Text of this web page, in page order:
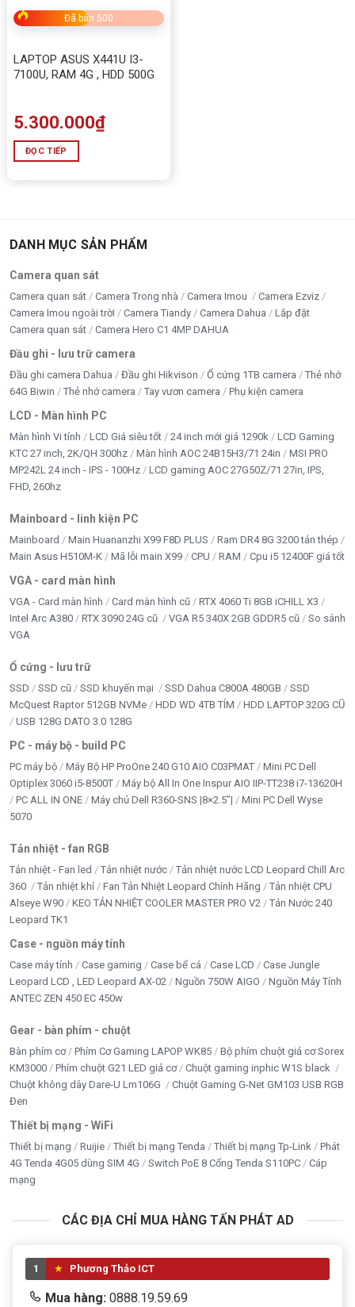
Đã bán 500
LAPTOP ASUS X441U I3-
7100U, RAM 4G , HDD 500G
5.300.000₫
ĐỌC TIẾP
DANH MỤC SẢN PHẨM
Camera quan sát
Camera quan sát Camera Trong nhà Camera Imou
Camera Ezviz
Camera Imou ngoài trời
Camera Tiandy Camera Dahua
Lắp đặt
Camera quan sát
Camera Hero C1 4MP DAHUA
Đầu ghi - lưu trữ camera
Đầu ghi camera Dahua Đầu ghi Hikvison Ổ cứng 1TB camera
Thẻ nhớ
64G Biwin
Thẻ nhớ camera Tay vươn camera Phụ kiện camera
LCD - Màn hình PC
Màn hình Vi tính LCD Giá siêu tốt 24 inch mới giá 1290k
LCD Gaming
KTC 27 inch, 2K/QH 300hz
Màn hình AOC 24B15H3/71 24in
MSI PRO
MP242L 24 inch - IPS - 100Hz
LCD gaming AOC 27G50Z/71 27in, IPS,
FHD, 260hz
Mainboard - linh kiện PC
Mainboard Main Huananzhi X99 F8D PLUS
Ram DR4 8G 3200 tản thép
Main Asus H510M-K
Mã lỗi main X99 CPU RAM Cpu i5 12400F giá tốt
VGA - card màn hình
VGA - Card màn hình Card màn hình cũ
RTX 4060 Ti 8GB iCHILL X3
Intel Arc A380
RTX 3090 24G cũ VGA R5 340X 2GB GDDR5 cũ
So sánh
VGA
Ổ cứng - lưu trữ
SSD SSD cũ SSD khuyến mại SSD Dahua C800A 480GB
SSD
McQuest Raptor 512GB NVMe
HDD WD 4TB TÍM
HDD LAPTOP 320G CŨ
USB 128G DATO 3.0 128G
PC - máy bộ - build PC
PC máy bộ Máy Bộ HP ProOne 240 G10 AIO C03PMAT
Mini PC Dell
Optiplex 3060 i5-8500T
Máy bộ All In One Inspur AIO IIP-TT238 i7-13620H
PC ALL IN ONE
Máy chủ Dell R360-SNS |8×2.5”|
Mini PC Dell Wyse
5070
Tản nhiệt - fan RGB
Tản nhiệt - Fan led Tản nhiệt nước
Tản nhiệt nước LCD Leopard Chill Arc
360
Tản nhiệt khí Fan Tản Nhiệt Leopard Chính Hãng
Tản nhiệt CPU
Alseye W90
KEO TẢN NHIỆT COOLER MASTER PRO V2
Tản Nước 240
Leopard TK1
Case - nguồn máy tính
Case máy tính Case gaming Case bể cá Case LCD
Case Jungle
Leopard LCD , LED Leopard AX-02
Nguồn 750W AIGO
Nguồn Máy Tính
ANTEC ZEN 450 EC 450w
Gear - bàn phím - chuột
Bàn phím cơ Phím Cơ Gaming LAPOP WK85
Bộ phím chuột giả cơ Sorex
KM3000
Phím chuột G21 LED giả cơ
Chuột gaming inphic W1S black
Chuột không dây Dare-U Lm106G
Chuột Gaming G-Net GM103 USB RGB
Đen
Thiết bị mạng - WiFi
Thiết bị mạng Ruijie Thiết bị mạng Tenda Thiết bị mạng Tp-Link
Phát
4G Tenda 4G05 dùng SIM 4G
Switch PoE 8 Cổng Tenda S110PC
Cáp
mạng
CÁC ĐỊA CHỈ MUA HÀNG TẤN PHÁT AD
1 Phương Thảo ICT
Mua hàng: 0888.19.59.69